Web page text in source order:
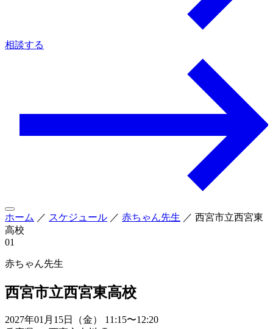
相談する
ホーム ／ スケジュール ／ 赤ちゃん先生 ／ 西宮市立西宮東
高校
01
赤ちゃん先生
西宮市立西宮東高校
2027年01月15日（金） 11:15〜12:20